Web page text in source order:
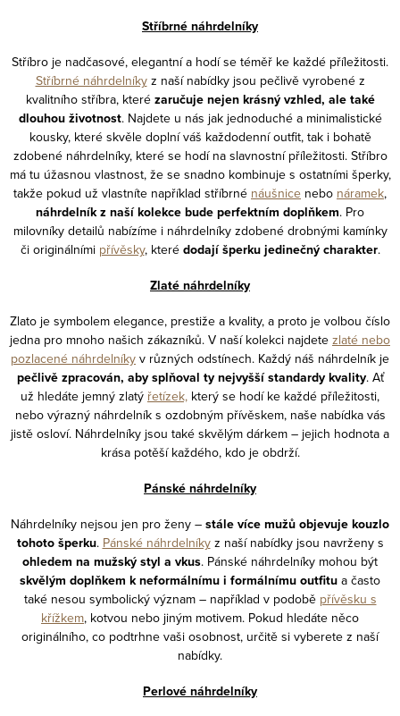
ý
u
Stříbrné náhrdelníky
Stříbro je nadčasové, elegantní a hodí se téměř ke každé příležitosti.
Stříbrné náhrdelníkyz naší nabídky jsou pečlivě vyrobené z
kvalitního stříbra, které zaručuje nejen krásný vzhled, ale také
dlouhou životnost. Najdete u nás jak jednoduché a minimalistické
kousky, které skvěle doplní váš každodenní outfit, tak i bohatě
zdobené náhrdelníky, které se hodí na slavnostní příležitosti. Stříbro
má tu úžasnou vlastnost, že se snadno kombinuje s ostatními šperky,
takže pokud už vlastníte například stříbrné náušnice nebo náramek,
náhrdelník z naší kolekce bude perfektním doplňkem. Pro
milovníky detailů nabízíme i náhrdelníky zdobené drobnými kamínky
či originálními přívěsky, které dodají šperku jedinečný charakter.
Zlaté náhrdelníky
Zlato je symbolem elegance, prestiže a kvality, a proto je volbou číslo
jedna pro mnoho našich zákazníků. V naší kolekci najdete zlaté nebo
pozlacené náhrdelníky v různých odstínech. Každý náš náhrdelník je
pečlivě zpracován, aby splňoval ty nejvyšší standardy kvality. Ať
už hledáte jemný zlatý řetízek, který se hodí ke každé příležitosti,
nebo výrazný náhrdelník s ozdobným přívěskem, naše nabídka vás
jistě osloví. Náhrdelníky jsou také skvělým dárkem – jejich hodnota a
krása potěší každého, kdo je obdrží.
Pánské náhrdelníky
Náhrdelníky nejsou jen pro ženy – stále více mužů objevuje kouzlo
tohoto šperku. Pánské náhrdelníkyz naší nabídky jsou navrženy s
ohledem na mužský styl a vkus. Pánské náhrdelníky mohou být
skvělým doplňkem k neformálnímu i formálnímu outfitu a často
také nesou symbolický význam – například v podobě přívěsku s
křížkem, kotvou nebo jiným motivem. Pokud hledáte něco
originálního, co podtrhne vaši osobnost, určitě si vyberete z naší
nabídky.
Perlové náhrdelníky